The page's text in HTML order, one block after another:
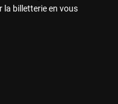
la billetterie en vous